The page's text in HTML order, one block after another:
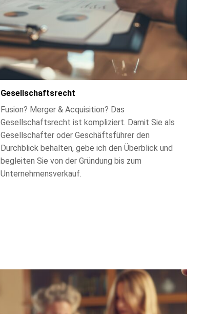
Gesellschaftsrecht
Fusion? Merger & Acquisition? Das
Gesellschaftsrecht ist kompliziert. Damit Sie als
Gesellschafter oder Geschäftsführer den
Durchblick behalten, gebe ich den Überblick und
begleiten Sie von der Gründung bis zum
Unternehmensverkauf.